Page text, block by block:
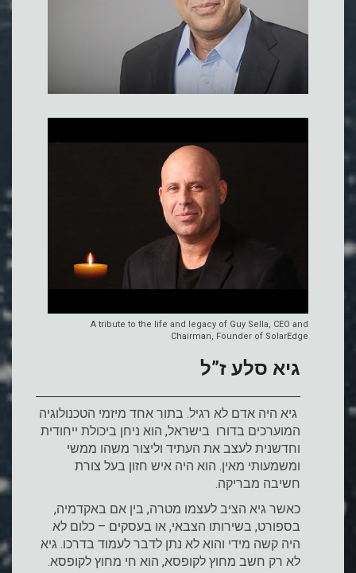
A tribute to the life and legacy of Guy Sella, CEO and
Chairman, Founder of SolarEdge
גיא סלע ז”ל
גיא היה אדם לא רגיל. בתור אחד מיזמי הטכנולוגיה
המוערכים בדורו בישראל, הוא ניחן ביכולת ייחודית
וחדשנית לעצב את העתיד וליצור משהו ממשי
ומשמעותי מאין. הוא היה איש חזון בעל צורת
חשיבה מבריקה.
כאשר גיא הציב לעצמו מטרה, בין אם באקדמיה,
בספורט, בשירותו הצבאי, או בעסקים – כלום לא
היה קשה מידי והוא לא נתן לדבר לעמוד בדרכו. גיא
לא רק חשב מחוץ לקופסא, הוא חי מחוץ לקופסא.